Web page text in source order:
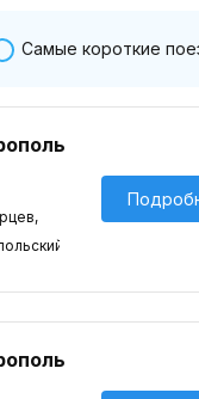
Самые короткие